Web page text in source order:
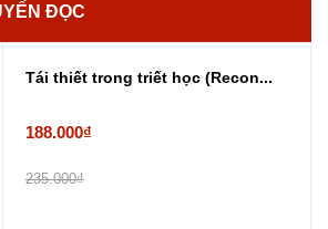
ĐỌC
Tái thiết trong triết học (Recon...
188.000₫
235.000₫